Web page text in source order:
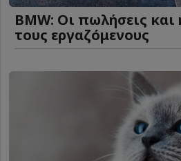
BMW: Οι πωλήσεις
τους εργαζόμενους